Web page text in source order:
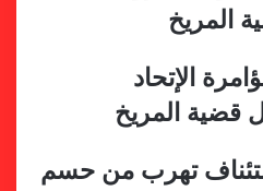
المريخ
الإتحاد
قضية المريخ
تهرب من حسم